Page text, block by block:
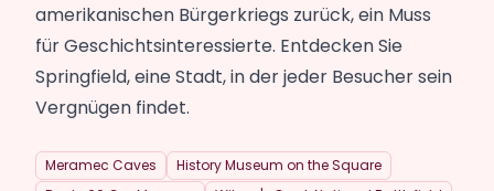
amerikanischen Bürgerkriegs zurück, ein Muss
für Geschichtsinteressierte. Entdecken Sie
Springfield, eine Stadt, in der jeder Besucher sein
Vergnügen findet.
Meramec Caves
History Museum on the Square